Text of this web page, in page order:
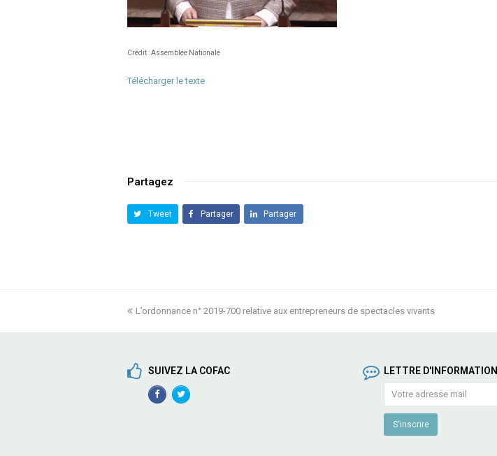
Crédit : Assemblée Nationale
Télécharger le texte
Partagez
Tweet Partager Partager
previous
L’ordonnance n° 2019-700 relative aux entrepreneurs de spectacles vivants
SUIVEZ LA COFAC
FacebookTwitterProfile
LETTRE D'INFORMATION